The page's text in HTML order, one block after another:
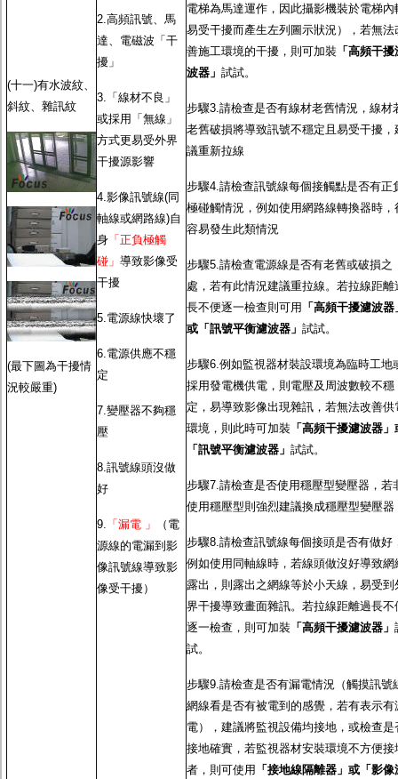
(十一)有水波紋、
斜紋、雜訊紋
(最下圖為干擾情
況較嚴重)
2.高頻訊號、馬
達、電磁波「干
擾」
3.「線材不良」
或採用「無線」
方式更易受外界
干擾源影響
4.影像訊號線(同
軸線或網路線)自
身 「正負極觸
碰」 導致影像受
干擾
5.電源線快壞了
6.電源供應不穩
定
7.變壓器不夠穩
壓
8.訊號線頭沒做
好
9. 「漏電 」
（電
源線的電漏到影
像訊號線導致影
像受干擾）
電梯為馬達運作，因此攝影機裝於電梯內
易受干擾而產生左列圖示狀況），若無法
善施工環境的干擾，則可加裝 「高頻干擾
波器」 試試。
步驟3.請檢查是否有線材老舊情況，線材
老舊破損將導致訊號不穩定且易受干擾，
議重新拉線
步驟4.請檢查訊號線每個接觸點是否有正
極碰觸情況，例如使用網路線轉換器時，
容易發生此類情況
步驟5.請檢查電源線是否有老舊或破損之
處，若有此情況建議重拉線。若拉線距離
長不便逐一檢查則可用 「高頻干擾濾波器
或「訊號平衡濾波器」 試試。
步驟6.例如監視器材裝設環境為臨時工地
採用發電機供電，則電壓及周波數較不穩
定，易導致影像出現雜訊，若無法改善供
環境，則此時可加裝 「高頻干擾濾波器」
「訊號平衡濾波器」 試試。
步驟7.請檢查是否使用穩壓型變壓器，若
使用穩壓型則強烈建議換成穩壓型變壓器
步驟8.請檢查訊號線每個接頭是否有做好
例如使用同軸線時，若線頭做沒好導致網
露出，則露出之網線等於小天線，易受到
界干擾導致畫面雜訊。若拉線距離過長不
逐一檢查，則可加裝 「高頻干擾濾波器」
試。
步驟9.請檢查是否有漏電情況（觸摸訊號
網線看是否有被電到的感覺，若有表示有
電），建議將監視設備均接地，或檢查是
接地確實，若監視器材安裝環境不方便接
者，則可使用 「接地線隔離器」或「影像